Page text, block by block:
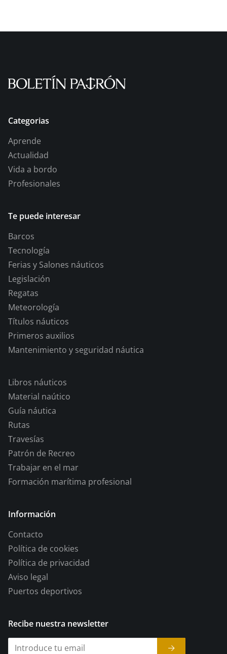
Categorias
Aprende
Actualidad
Vida a bordo
Profesionales
Te puede interesar
Barcos
Tecnología
Ferias y Salones náuticos
Legislación
Regatas
Meteorología
Títulos náuticos
Primeros auxilios
Mantenimiento y seguridad náutica
Libros náuticos
Material naútico
Guía náutica
Rutas
Travesías
Patrón de Recreo
Trabajar en el mar
Formación marítima profesional
Información
Contacto
Política de cookies
Política de privacidad
Aviso legal
Puertos deportivos
Recibe nuestra newsletter